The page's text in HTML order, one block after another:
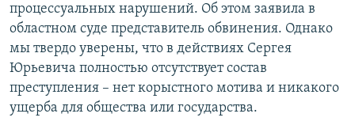
процессуальных нарушений. Об этом заявила в
областном суде представитель обвинения. Однако
мы твердо уверены, что в действиях Сергея
Юрьевича полностью отсутствует состав
преступления – нет корыстного мотива и никакого
ущерба для общества или государства.